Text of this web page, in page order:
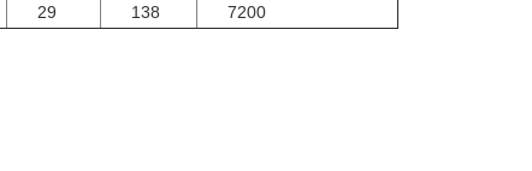
29 138 7200